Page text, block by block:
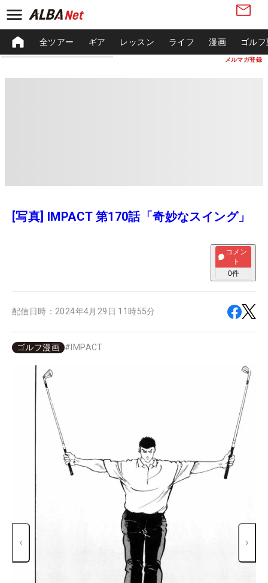
メルマガ登録
全ツアー ギア レッスン ライフ 漫画 ゴル
[写真] IMPACT 第170話「奇妙なスイング」
コメン
ト
0件
配信日時： 2024年4月29日 11時55分
ゴルフ漫画 # IMPACT